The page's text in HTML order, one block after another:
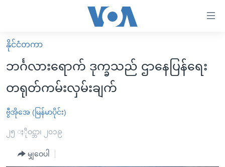
လွယ်ကူ
စေ
များ
ပင်မ
မူလစာမျက်နှာ
မြန်မာ
ကမ္ဘာ့သတင်းများ
နိုင်ငံတကာ
အစ္စရေး-ပါလက်စတိုင်း
ဗွီဒီယို
အင်္ဂလိပ်စာလေ့လာမယ်
နိုင်ငံတကာ
ဘင်္ဂလားရောက် ဒုက္ခသည် ဌာနေပြန်ရေး
တရုတ်ကမ်းလှမ်းချက်
ဗွီအိုအေ (မြန်မာပိုင်း)
၂၅ ႏိုဝင္ဘာ၊ ၂၀၁၉
မျှဝေပါ